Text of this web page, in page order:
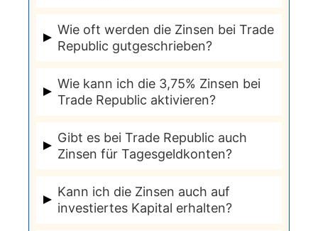
Trade Republic bietet derzeit einen
Zinssatz von 3,75 % auf Einlagen auf
Wie oft werden die Zinsen bei Trade
Republic gutgeschrieben?
Die Zinsen bei Trade Republic werden
monatlich gutgeschrieben.
Wie kann ich die 3,75% Zinsen bei
Trade Republic aktivieren?
Um die 3,75 % Zinsen zu aktivieren,
müssen Sie lediglich ein Konto bei
Einlage auf Ihr Verrechnungskonto
vornehmen. Die Zinsen werden dann
Gibt es bei Trade Republic auch
Zinsen für Tagesgeldkonten?
Ja, Trade Republic bietet auch Zinsen
für Tagesgeldkonten an. Die genauen
Kann ich die Zinsen auch auf
investiertes Kapital erhalten?